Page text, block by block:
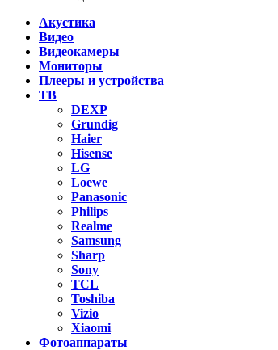
Акустика
Видео
Видеокамеры
Мониторы
Плееры и устройства
ТВ
DEXP
Grundig
Haier
Hisense
LG
Loewe
Panasonic
Philips
Realme
Samsung
Sharp
Sony
TCL
Toshiba
Vizio
Xiaomi
Фотоаппараты